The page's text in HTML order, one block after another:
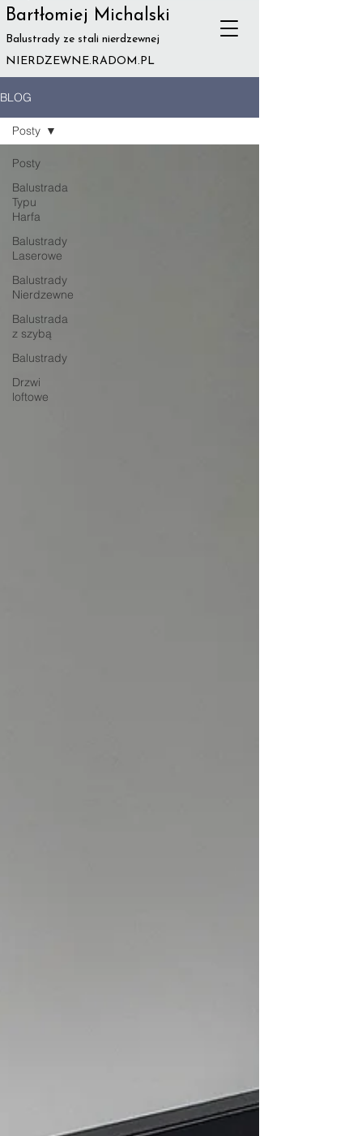
Bartłomiej Michalski
Balustrady ze stali nierdzewnej
NIERDZEWNE.RADOM.PL
BLOG
Posty
Balustrada
Typu
Harfa
Balustrady
Laserowe
Balustrady
Nierdzewne
Balustrada
z szybą
Balustrady
Drzwi
loftowe
Posty